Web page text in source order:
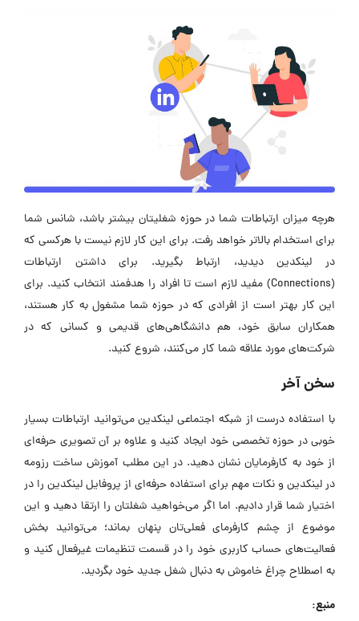
هرچه میزان ارتباطات شما در حوزه‌ شغلیتان بیشتر باشد، شانس شما
برای استخدام بالاتر خواهد رفت. برای این کار لازم نیست با هرکسی که
در لینکدین دیدید، ارتباط بگیرید. برای داشتن ارتباطات
(Connections) مفید لازم است تا افراد را هدفمند انتخاب کنید. برای
این کار بهتر است از افرادی که در حوزه شما مشغول به کار هستند،
همکاران سابق خود، هم دانشگاهی‌های قدیمی و کسانی که در
شرکت‌های مورد علاقه شما کار می‌کنند، شروع کنید.
سخن آخر
با استفاده درست از شبکه اجتماعی لینکدین می‌توانید ارتباطات بسیار
خوبی در حوزه تخصصی خود ایجاد کنید و علاوه بر آن تصویری حرفه‌ای
از خود به کارفرمایان نشان دهید. در این مطلب آموزش ساخت رزومه
در لینکدین و نکات مهم برای استفاده حرفه‌ای از پروفایل لینکدین را در
اختیار شما قرار دادیم. اما اگر می‌خواهید شغلتان را ارتقا دهید و این
موضوع از چشم کارفرمای فعلی‌تان پنهان بماند؛ می‌توانید بخش
فعالیت‌های حساب کاربری خود را در قسمت تنظیمات غیرفعال کنید و
به اصطلاح چراغ خاموش به دنبال شغل جدید خود بگردید.
منبع: